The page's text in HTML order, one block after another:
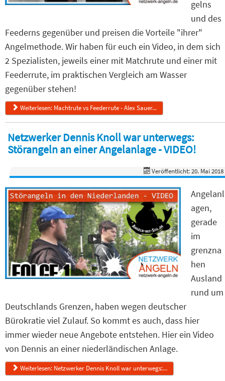
gelns
und des
Feederns gegenüber und preisen die Vorteile "ihrer"
Angelmethode. Wir haben für euch ein Video, in dem sich
2 Spezialisten, jeweils einer mit Matchrute und einer mit
Feederrute, im praktischen Vergleich am Wasser
gegenüber stehen!
Weiterlesen: Machtrute vs Feederrute - Alex Sauer...
Netzwerker Dennis Knoll war unterwegs:
Störangeln an einer Angelanlage - VIDEO!
Veröffentlicht: 20. Mai 2018
Angelanl
agen,
gerade
im
grenzna
hen
Ausland
rund um
Deutschlands Grenzen, haben wegen deutscher
Bürokratie viel Zulauf. So kommt es auch, dass hier
immer wieder neue Angebote entstehen. Hier ein Video
von Dennis an einer niederländischen Anlage.
Weiterlesen: Netzwerker Dennis Knoll war unterwegs:...